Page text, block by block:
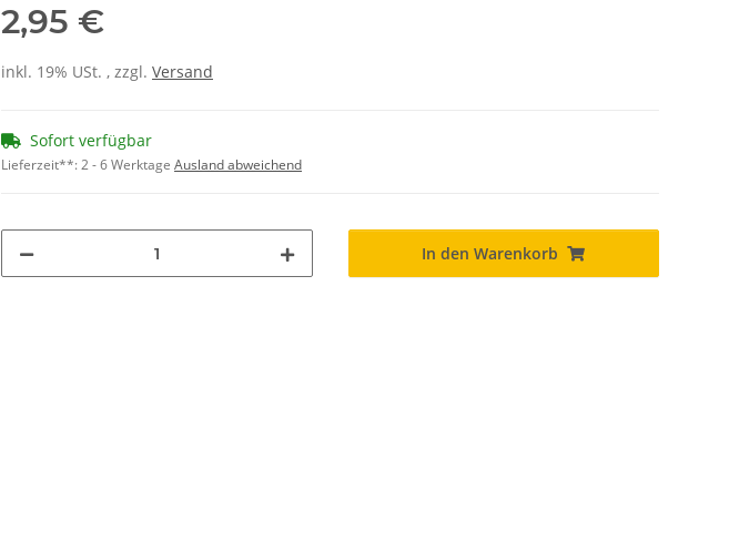
2,95 €
inkl. 19% USt. , zzgl. Versand
Sofort verfügbar
Lieferzeit**:2 - 6 Werktage Ausland abweichend
In den Warenkorb